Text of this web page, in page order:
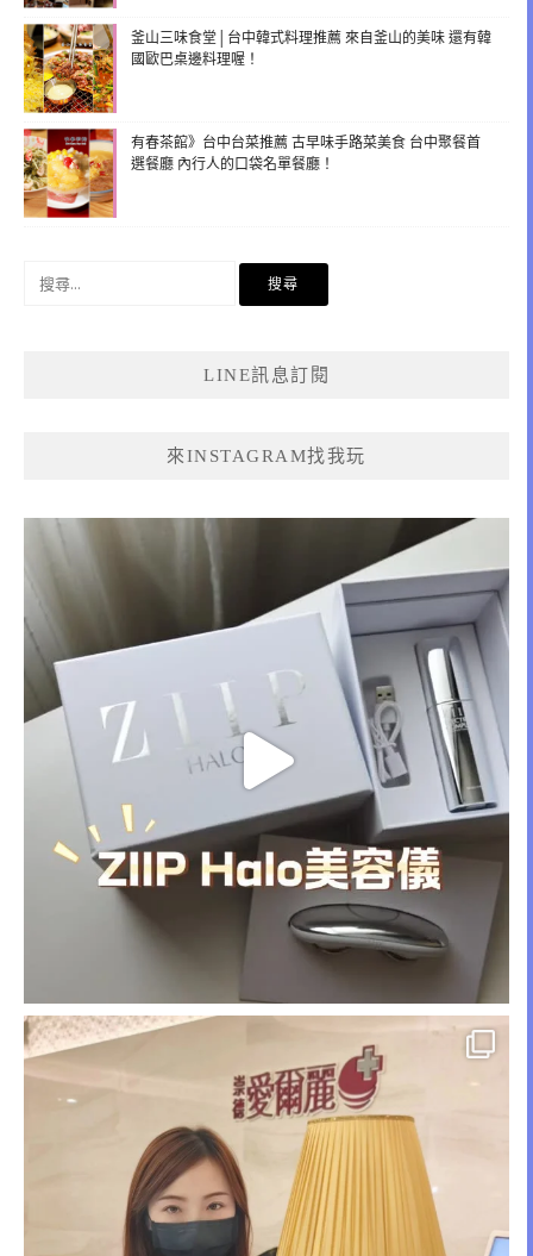
釜山三味食堂│台中韓式料理推薦 來自釜山的美味 還有韓
國歐巴桌邊料理喔！
有春茶館》台中台菜推薦 古早味手路菜美食 台中聚餐首
選餐廳 內行人的口袋名單餐廳！
LINE訊息訂閱
來INSTAGRAM找我玩